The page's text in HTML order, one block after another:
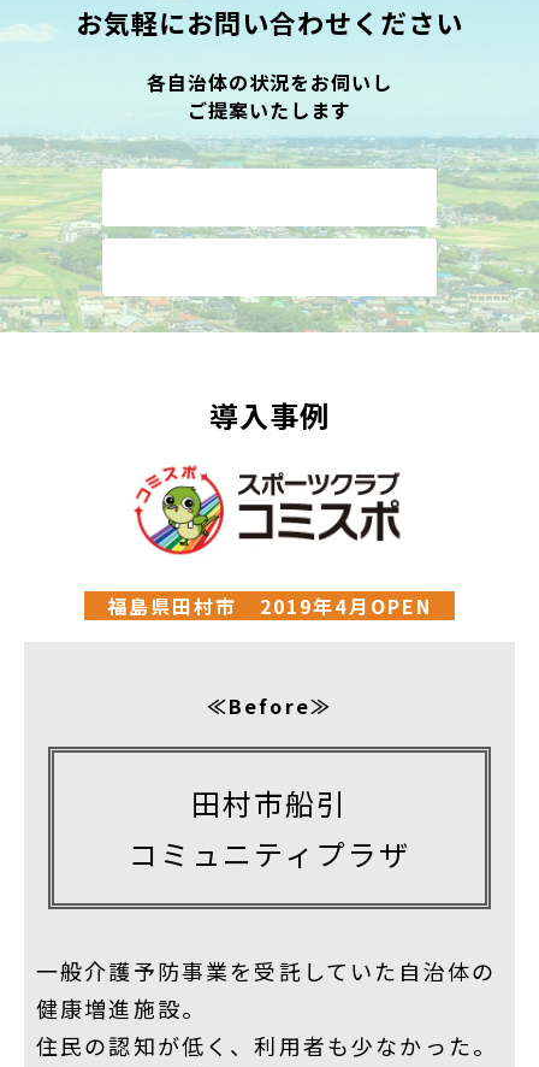
お気軽にお問い合わせください
各自治体の状況をお伺いし
ご提案いたします
導入事例
福島県田村市 2019年4月OPEN
≪Before≫
田村市船引
コミュニティプラザ
一般介護予防事業を受託していた自治体の
健康増進施設。
住民の認知が低く、利用者も少なかった。